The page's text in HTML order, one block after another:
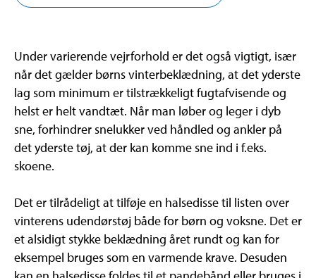
Under varierende vejrforhold er det også vigtigt, især
når det gælder børns vinterbeklædning, at det yderste
lag som minimum er tilstrækkeligt fugtafvisende og
helst er helt vandtæt. Når man løber og leger i dyb
sne, forhindrer snelukker ved håndled og ankler på
det yderste tøj, at der kan komme sne ind i f.eks.
skoene.
Det er tilrådeligt at tilføje en halsedisse til listen over
vinterens udendørstøj både for børn og voksne. Det er
et alsidigt stykke beklædning året rundt og kan for
eksempel bruges som en varmende krave. Desuden